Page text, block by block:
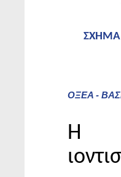
ΣΧΗΜΑ
ΟΞΕΑ -
Η